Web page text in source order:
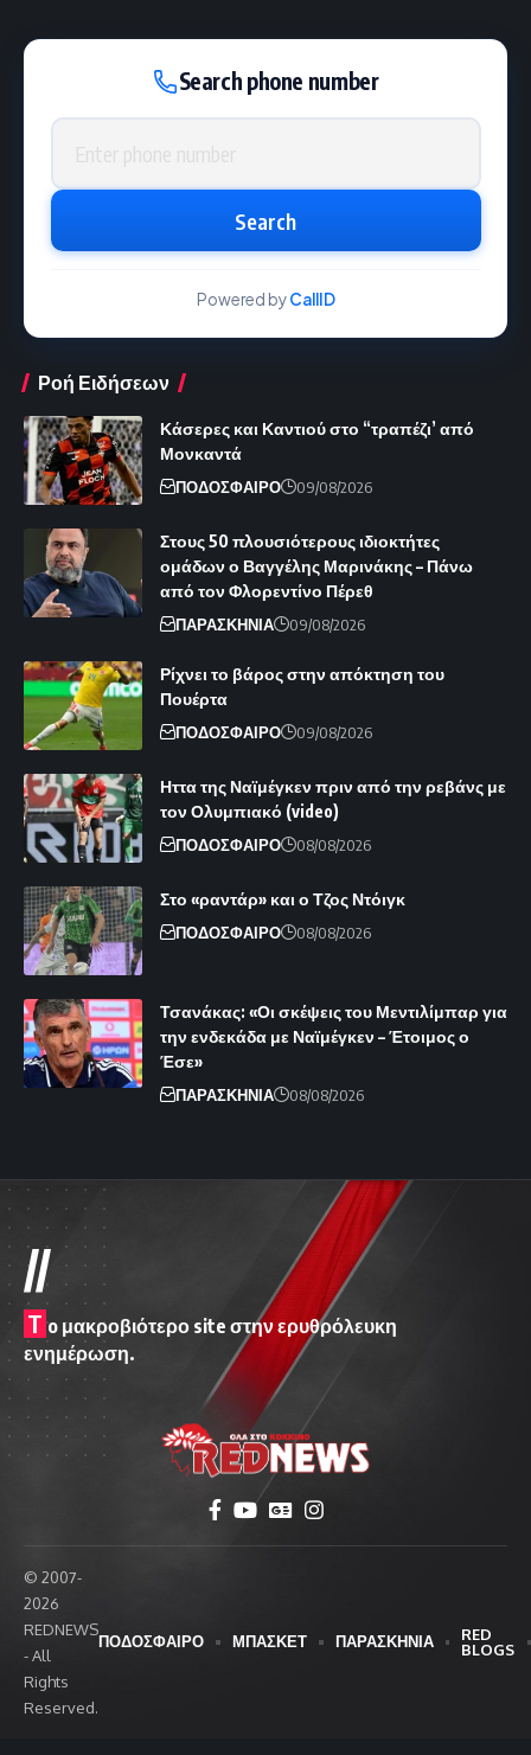
Search phone number
Phone number
Search
Powered byCallID
Ροή Ειδήσεων
Κάσερες και Καντιού στο “τραπέζι’ από
Μονκαντά
ΠΟΔΟΣΦΑΙΡΟ 09/08/2026
Στους 50 πλουσιότερους ιδιοκτήτες
ομάδων ο Βαγγέλης Μαρινάκης – Πάνω
από τον Φλορεντίνο Πέρεθ
ΠΑΡΑΣΚΗΝΙΑ 09/08/2026
Ρίχνει το βάρος στην απόκτηση του
Πουέρτα
ΠΟΔΟΣΦΑΙΡΟ 09/08/2026
Ηττα της Ναϊμέγκεν πριν από την ρεβάνς με
τον Ολυμπιακό (video)
ΠΟΔΟΣΦΑΙΡΟ 08/08/2026
Στο «ραντάρ» και ο Τζος Ντόιγκ
ΠΟΔΟΣΦΑΙΡΟ 08/08/2026
Τσανάκας: «Οι σκέψεις του Μεντιλίμπαρ για
την ενδεκάδα με Ναϊμέγκεν – Έτοιμος ο
Έσε»
ΠΑΡΑΣΚΗΝΙΑ 08/08/2026
//
T o μακροβιότερο site στην ερυθρόλευκη
ενημέρωση.
© 2007-
2026
REDNEWS
- All
Rights
Reserved.
ΠΟΔΟΣΦΑΙΡΟ ΜΠΑΣΚΕΤ ΠΑΡΑΣΚΗΝΙΑ
RED
BLOGS